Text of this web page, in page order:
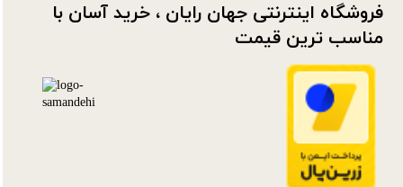
فروشگاه اینترنتی جهان رایان ، خرید آسان با
مناسب ترین قیمت​​​​​​​